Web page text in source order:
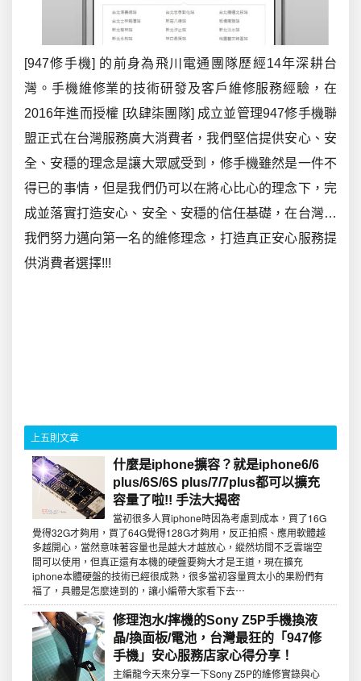
[947修手機] 的前身為飛川電通團隊歷經14年深耕台
灣。手機維修業的技術研發及客戶維修服務經驗，在
2016年進而授權 [玖肆柒團隊] 成立並管理947修手機聯
盟正式在台灣服務廣大消費者，我們堅信提供安心、安
全、安穩的理念是讓大眾感受到，修手機雖然是一件不
得已的事情，但是我們仍可以在將心比心的理念下，完
成並落實打造安心、安全、安穩的信任基礎，在台灣…
我們努力邁向第一名的維修理念，打造真正安心服務提
供消費者選擇!!!
上五則文章
什麼是iphone擴容？就是iphone6/6
plus/6S/6S plus/7/7plus都可以擴充
容量了啦!! 手法大揭密
當初很多人買iphone時因為考慮到成本，買了16G
覺得32G才夠用，買了64G覺得128G才夠用，反正拍照、應用軟體越
多越開心，當然意味著容量也是越大才越放心，縱然坊間不乏雲端空
間可以使用，但真正還有本機的硬盤要夠大才是王道，現在擴充
iphone本體硬盤的技術已經很成熟，很多當初容量買太小的果粉們有
福了，具體是怎麼達到的，讓小編帶大家看下去⋯
修理泡水/摔機的Sony Z5P手機換液
晶/換面板/電池，台灣最狂的「947修
手機」安心服務店家心得分享！
主編龍今天來分享一下Sony Z5P的維修實錄與心